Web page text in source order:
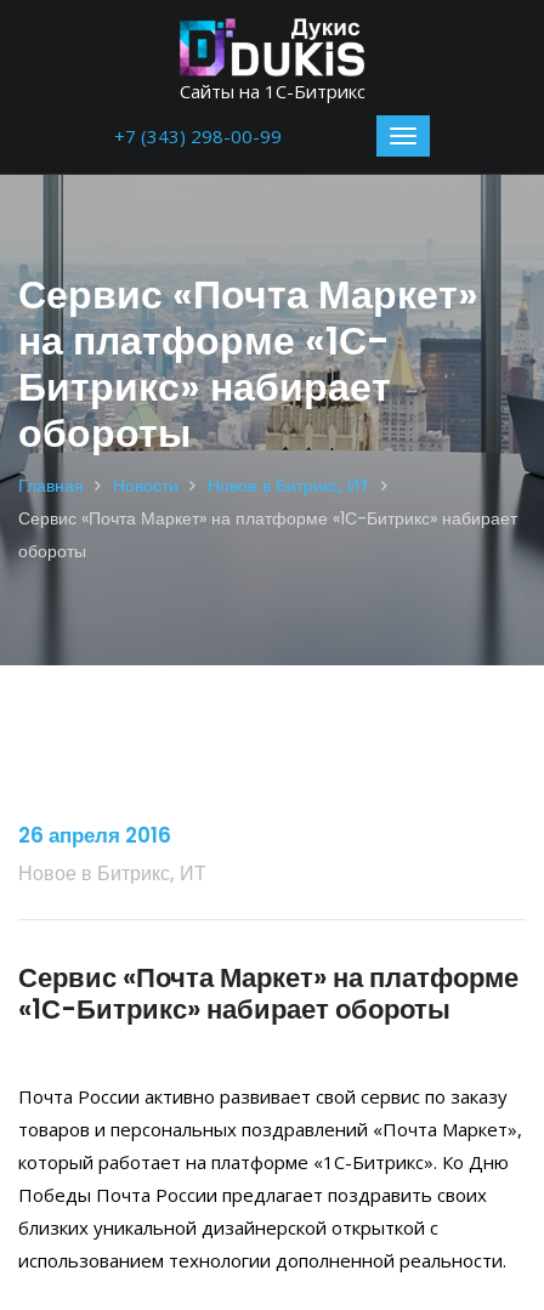
Сайты на 1С-Битрикс
+7 (343) 298-00-99
Сервис «Почта Маркет»
на платформе «1С-
Битрикс» набирает
обороты
Главная Новости
Новое в Битрикс, ИТ
Сервис «Почта Маркет» на платформе «1С-Битрикс» набирает
обороты
26 апреля 2016
Новое в Битрикс, ИТ
Сервис «Почта Маркет» на платформе
«1С-Битрикс» набирает обороты
Почта России активно развивает свой сервис по заказу
товаров и персональных поздравлений «Почта Маркет»,
который работает на платформе «1С-Битрикс». Ко Дню
Победы Почта России предлагает поздравить своих
близких уникальной дизайнерской открыткой с
использованием технологии дополненной реальности.